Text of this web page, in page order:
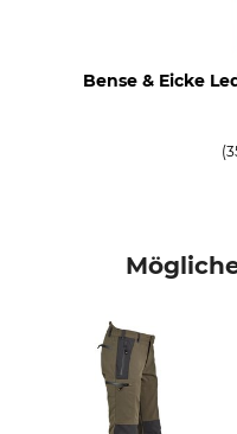
Bense & Eicke